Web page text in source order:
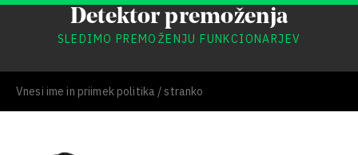
Detektor premoženja
SLEDIMO PREMOŽENJU FUNKCIONARJEV